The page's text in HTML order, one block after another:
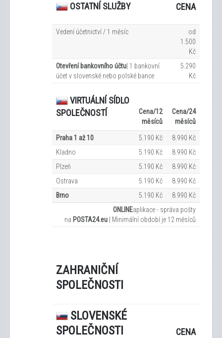
OSTATNÍ SLUŽBY CENA
Vedení účetnictví / 1 měsíc
od
1.500
Kč
Otevření bankovního účtu | 1 bankovní
účet v slovenské nebo polské bance
5.290
Kč
VIRTUÁLNÍ SÍDLO
SPOLEČNOSTÍ
Cena/12
měsíců
Cena/24
měsíců
Praha 1 až 10 5.190 Kč
8.990 Kč
Kladno
5.190 Kč
8.990 Kč
Plzeň
5.190 Kč
8.990 Kč
Ostrava
5.190 Kč
8.990 Kč
Brno
5.190 Kč
8.990 Kč
ONLINEaplikace - správa pošty
na POSTA24.eu Minimální období je 12 měsíců
ZAHRANIČNÍ
SPOLEČNOSTI
SLOVENSKÉ
SPOLEČNOSTI
CENA